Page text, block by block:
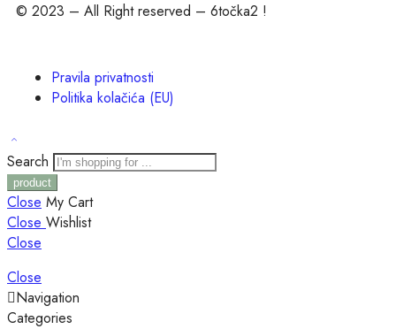
© 2023 – All Right reserved – 6točka2 !
Pravila privatnosti
Politika kolačića (EU)
Search
Close My Cart
Close Wishlist
Close
Close
Navigation
Categories